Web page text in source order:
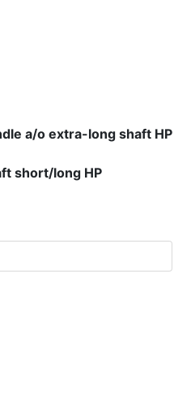
a/o extra-long shaft HP
short/long HP